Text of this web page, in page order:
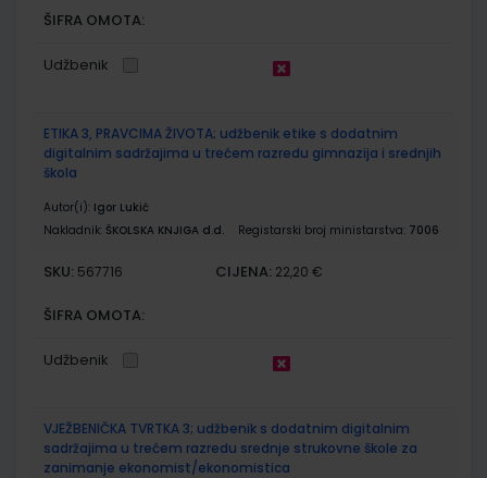
ŠIFRA OMOTA:
Udžbenik
ETIKA 3, PRAVCIMA ŽIVOTA; udžbenik etike s dodatnim
digitalnim sadržajima u trećem razredu gimnazija i srednjih
škola
Autor(i): Igor Lukić
Nakladnik: ŠKOLSKA KNJIGA d.d. Registarski broj ministarstva: 7006
SKU: 567716 CIJENA: 22,20 €
ŠIFRA OMOTA:
Udžbenik
VJEŽBENIČKA TVRTKA 3; udžbenik s dodatnim digitalnim
sadržajima u trećem razredu srednje strukovne škole za
zanimanje ekonomist/ekonomistica